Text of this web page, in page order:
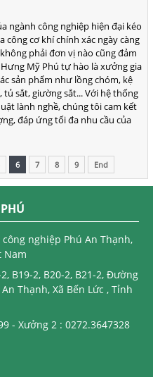
ngành công nghiệp hiện đại kéo
công cơ khí chính xác ngày càng
phải đơn vị nào cũng đảm
Mỹ Phú tự hào là xưởng gia
sản phẩm như lồng chóm, kệ
tủ sắt, giường sắt... Với hệ thống
lành nghề, chúng tôi cam kết
đáp ứng tối đa nhu cầu của
6 7 8 9 End
nghiệp Phú An Thạnh,
Nam
B19-2, B20-2, B21-2, Đường
Thạnh, Xã Bến Lức , Tỉnh
- Xưởng 2 : 0272.3647328